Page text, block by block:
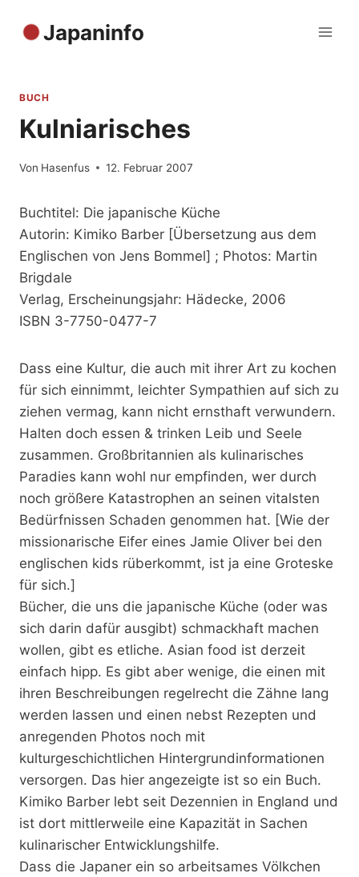
Inhalt
Japaninfo
BUCH
Kulniarisches
Von Hasenfus 12. Februar 2007
Buchtitel: Die japanische Küche
Autorin: Kimiko Barber [Übersetzung aus dem
Englischen von Jens Bommel] ; Photos: Martin
Brigdale
Verlag, Erscheinungsjahr: Hädecke, 2006
ISBN 3-7750-0477-7
Dass eine Kultur, die auch mit ihrer Art zu kochen
für sich einnimmt, leichter Sympathien auf sich zu
ziehen vermag, kann nicht ernsthaft verwundern.
Halten doch essen & trinken Leib und Seele
zusammen. Großbritannien als kulinarisches
Paradies kann wohl nur empfinden, wer durch
noch größere Katastrophen an seinen vitalsten
Bedürfnissen Schaden genommen hat. [Wie der
missionarische Eifer eines Jamie Oliver bei den
englischen kids rüberkommt, ist ja eine Groteske
für sich.]
Bücher, die uns die japanische Küche (oder was
sich darin dafür ausgibt) schmackhaft machen
wollen, gibt es etliche. Asian food ist derzeit
einfach hipp. Es gibt aber wenige, die einen mit
ihren Beschreibungen regelrecht die Zähne lang
werden lassen und einen nebst Rezepten und
anregenden Photos noch mit
kulturgeschichtlichen Hintergrundinformationen
versorgen. Das hier angezeigte ist so ein Buch.
Kimiko Barber lebt seit Dezennien in England und
ist dort mittlerweile eine Kapazität in Sachen
kulinarischer Entwicklungshilfe.
Dass die Japaner ein so arbeitsames Völkchen